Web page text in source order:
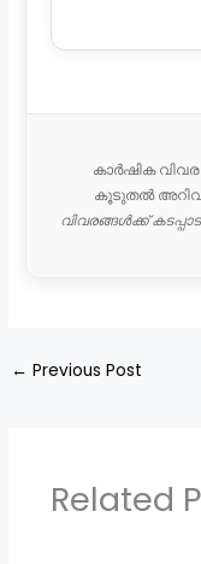
കാർഷിക
കൂടുതൽ
വിവരങ്ങൾക്ക്
← Previous Post
Related